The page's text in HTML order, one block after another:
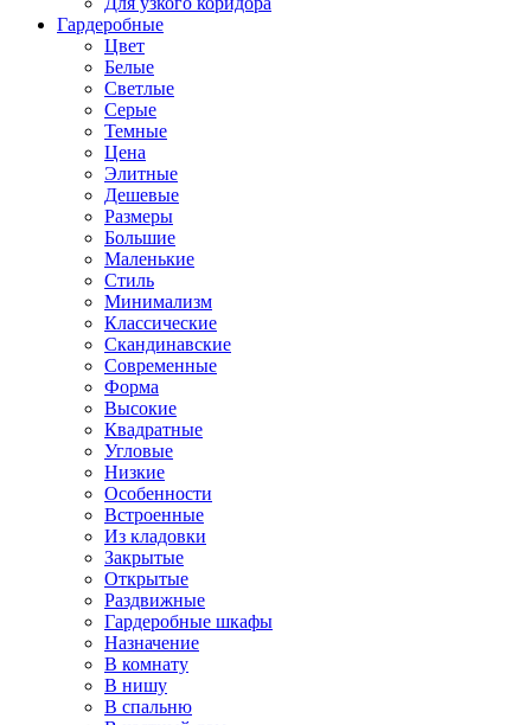
Гардеробные
Цвет
Белые
Светлые
Серые
Темные
Цена
Элитные
Дешевые
Размеры
Большие
Маленькие
Стиль
Минимализм
Классические
Скандинавские
Современные
Форма
Высокие
Квадратные
Угловые
Низкие
Особенности
Встроенные
Из кладовки
Закрытые
Открытые
Раздвижные
Гардеробные шкафы
Назначение
В комнату
В нишу
В спальню